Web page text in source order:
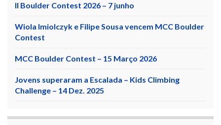
II Boulder Contest 2026 – 7 junho
Wiola Imiolczyk e Filipe Sousa vencem MCC Boulder
Contest
MCC Boulder Contest – 15 Março 2026
Jovens superaram a Escalada – Kids Climbing
Challenge – 14 Dez. 2025